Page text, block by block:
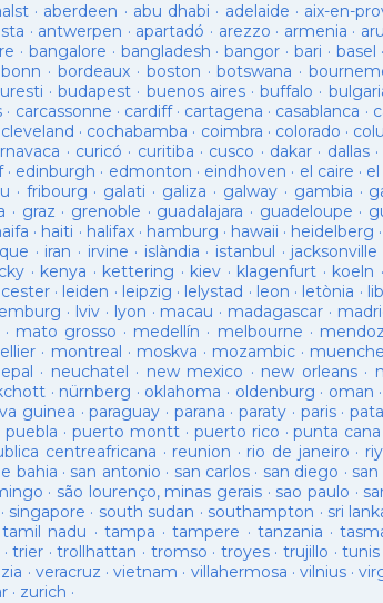
· aberdeen · abu dhabi · adelaide · aix-en-
· antwerpen · apartadó · arezzo · armenia ·
· bangalore · bangladesh ·bangor · bari · basel
bonn ·bordeaux · boston ·botswana ·
· budapest · buenos aires·buffalo ·
· carcassonne · cardiff· cartagena · casablanca ·
cleveland · cochabamba · coimbra · colorado ·
· curicó · curitiba · cusco · dakar · dallas·
· edinburgh · edmonton · eindhoven · el caire ·
· fribourg · galati · galiza · galway· gambia ·
· graz · grenoble · guadalajara · guadeloupe ·
· haiti · halifax· hamburg · hawaii · heidelberg ·
· iran · irvine · islàndia · istanbul · jacksonville
· kenya · kettering · kiev · klagenfurt · koeln ·
· leiden · leipzig · lelystad · leon · letònia ·
· lviv · lyon · macau · madagascar ·
· mato grosso · medellín · melbourne ·
· montreal · moskva · mozambic ·
· neuchatel · new mexico · new orleans·
· nürnberg · oklahoma · oldenburg · oman ·
guinea ·paraguay · parana ·paraty · paris·
·puebla ·puerto montt · puerto rico ·punta cana
centreafricana · reunion · rio de janeiro ·
bahia · san antonio · san carlos · san diego ·
· são lourenço, minas gerais· sao paulo ·
· singapore · south sudan · southampton · sri
tamil nadu · tampa ·tampere · tanzania ·
·trier ·trollhattan · tromso · troyes· trujillo ·tunis
· veracruz ·vietnam · villahermosa · vilnius·
· zurich ·